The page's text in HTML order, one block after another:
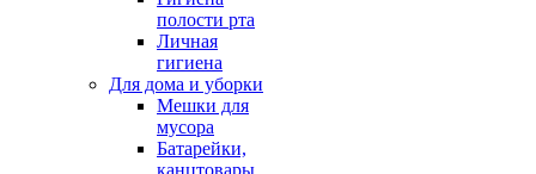
полости рта
Личная
гигиена
Для дома и уборки
Мешки для
мусора
Батарейки,
канцтовары